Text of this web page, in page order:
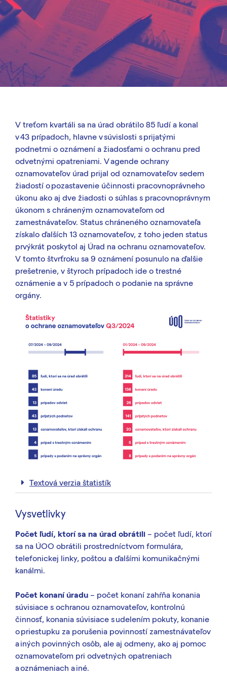
V treťom kvartáli sa na úrad obrátilo 85 ľudí a konal
v 43 prípadoch, hlavne v súvislosti s prijatými
podnetmi o oznámení a žiadosťami o ochranu pred
odvetnými opatreniami. V agende ochrany
oznamovateľov úrad prijal od oznamovateľov sedem
žiadostí o pozastavenie účinnosti pracovnoprávneho
úkonu ako aj dve žiadosti o súhlas s pracovnoprávnym
úkonom s chráneným oznamovateľom od
zamestnávateľov. Status chráneného oznamovateľa
získalo ďalších 13 oznamovateľov, z toho jeden status
prvýkrát poskytol aj Úrad na ochranu oznamovateľov.
V tomto štvrťroku sa 9 oznámení posunulo na ďalšie
prešetrenie, v štyroch prípadoch ide o trestné
oznámenie a v 5 prípadoch o podanie na správne
orgány.
Textová verzia štatistík
Vysvetlivky
Počet ľudí, ktorí sa na úrad obrátili – počet ľudí, ktorí
sa na ÚOO obrátili prostredníctvom formulára,
telefonickej linky, poštou a ďalšími komunikačnými
kanálmi.
Počet konaní úradu – počet konaní zahŕňa konania
súvisiace s ochranou oznamovateľov, kontrolnú
činnosť, konania súvisiace s udelením pokuty, konanie
o priestupku za porušenia povinností zamestnávateľov
a iných povinných osôb, ale aj odmeny, ako aj pomoc
oznamovateľom pri odvetných opatreniach
a oznámeniach a iné.